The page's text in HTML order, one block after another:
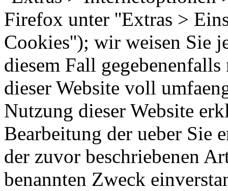
Firefox unter ''Extras >
Cookies''); wir weisen Sie
diesem Fall
dieser Website voll
Nutzung dieser Website
Bearbeitung der ueber Sie
der zuvor beschriebenen
benannten Zweck